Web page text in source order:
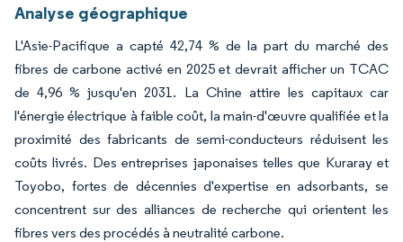
Analyse géographique
L'Asie-Pacifique a capté 42,74 % de la part du marché des
fibres de carbone activé en 2025 et devrait afficher un TCAC
de 4,96 % jusqu'en 2031. La Chine attire les capitaux car
l'énergie électrique à faible coût, la main-d'œuvre qualifiée et la
proximité des fabricants de semi-conducteurs réduisent les
coûts livrés. Des entreprises japonaises telles que Kuraray et
Toyobo, fortes de décennies d'expertise en adsorbants, se
concentrent sur des alliances de recherche qui orientent les
fibres vers des procédés à neutralité carbone.